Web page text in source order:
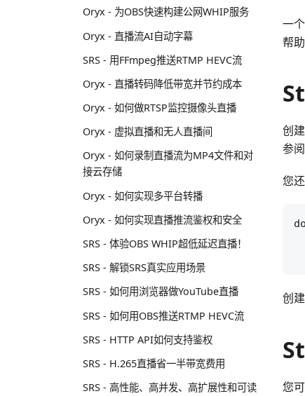
Oryx - 为OBS快速构建公网WHIP服务
Oryx - 直播流AI自动字幕
SRS - 用FFmpeg推送RTMP HEVC流
Oryx - 直播转码降低带宽并节约成本
Oryx - 如何做RTSP监控摄像头直播
Oryx - 虚拟直播和无人直播间
Oryx - 如何录制直播流为MP4文件和对
接云存储
Oryx - 如何实现多平台转播
Oryx - 如何实现直播推流鉴权和安全
SRS - 体验OBS WHIP超低延迟直播！
SRS - 解锁SRS真实应用场景
SRS - 如何用浏览器做YouTube直播
SRS - 如何用OBS推送RTMP HEVC流
SRS - HTTP API如何支持鉴权
SRS - H.265直播省一半带宽费用
SRS - 高性能、高并发、高扩展性和可读
一
帮
创
参阅
您
创
您